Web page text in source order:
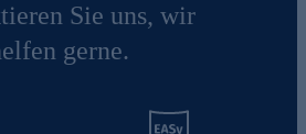
Sie uns, wir
gerne.